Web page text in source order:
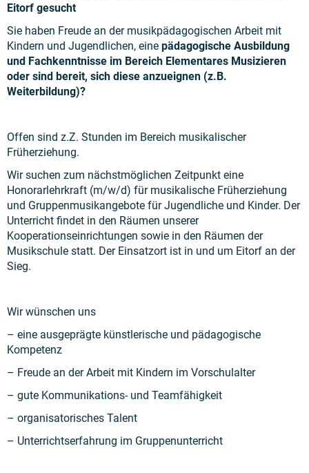
Eitorf gesucht
Sie haben Freude an der musikpädagogischen Arbeit mit
Kindern und Jugendlichen, eine pädagogische Ausbildung
und Fachkenntnisse im Bereich Elementares Musizieren
oder sind bereit, sich diese anzueignen (z.B.
Weiterbildung)?
Offen sind z.Z. Stunden im Bereich musikalischer
Früherziehung.
Wir suchen zum nächstmöglichen Zeitpunkt eine
Honorarlehrkraft (m/w/d) für musikalische Früherziehung
und Gruppenmusikangebote für Jugendliche und Kinder. Der
Unterricht findet in den Räumen unserer
Kooperationseinrichtungen sowie in den Räumen der
Musikschule statt. Der Einsatzort ist in und um Eitorf an der
Sieg.
Wir wünschen uns
– eine ausgeprägte künstlerische und pädagogische
Kompetenz
– Freude an der Arbeit mit Kindern im Vorschulalter
– gute Kommunikations- und Teamfähigkeit
– organisatorisches Talent
– Unterrichtserfahrung im Gruppenunterricht